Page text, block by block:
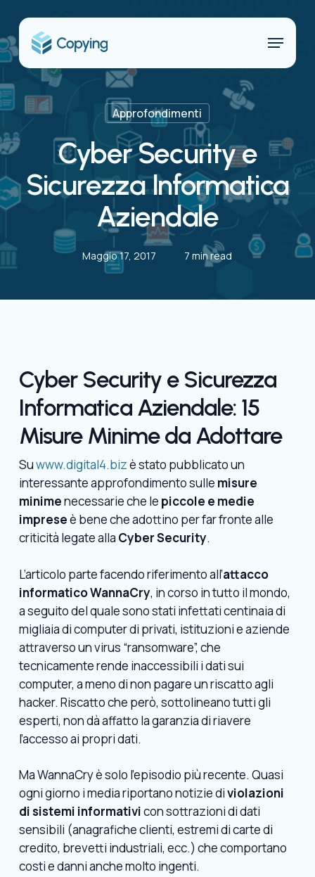
main
content
Menu
Approfondimenti
Cyber Security e
Sicurezza Informatica
Aziendale
Maggio 17, 2017 7 min read
Cyber Security e Sicurezza
Informatica Aziendale: 15
Misure Minime da Adottare
Suwww.digital4.bizè stato pubblicato un
interessante approfondimento sulle misure
minimenecessarie che le piccole e medie
impreseè bene che adottino per far fronte alle
criticità legate alla Cyber Security.
L’articolo parte facendo riferimento all’attacco
informatico WannaCry, in corso in tutto il mondo,
a seguito del quale sono stati infettati centinaia di
migliaia di computer di privati, istituzioni e aziende
attraverso un virus “ransomware”, che
tecnicamente rende inaccessibili i dati sui
computer, a meno di non pagare un riscatto agli
hacker. Riscatto che però, sottolineano tutti gli
esperti, non dà affatto la garanzia di riavere
l’accesso ai propri dati.
Ma WannaCry è solo l’episodio più recente. Quasi
ogni giorno i media riportano notizie diviolazioni
di sistemi informativicon sottrazioni di dati
sensibili (anagrafiche clienti, estremi di carte di
credito, brevetti industriali, ecc.) che comportano
costi e danni anche molto ingenti.